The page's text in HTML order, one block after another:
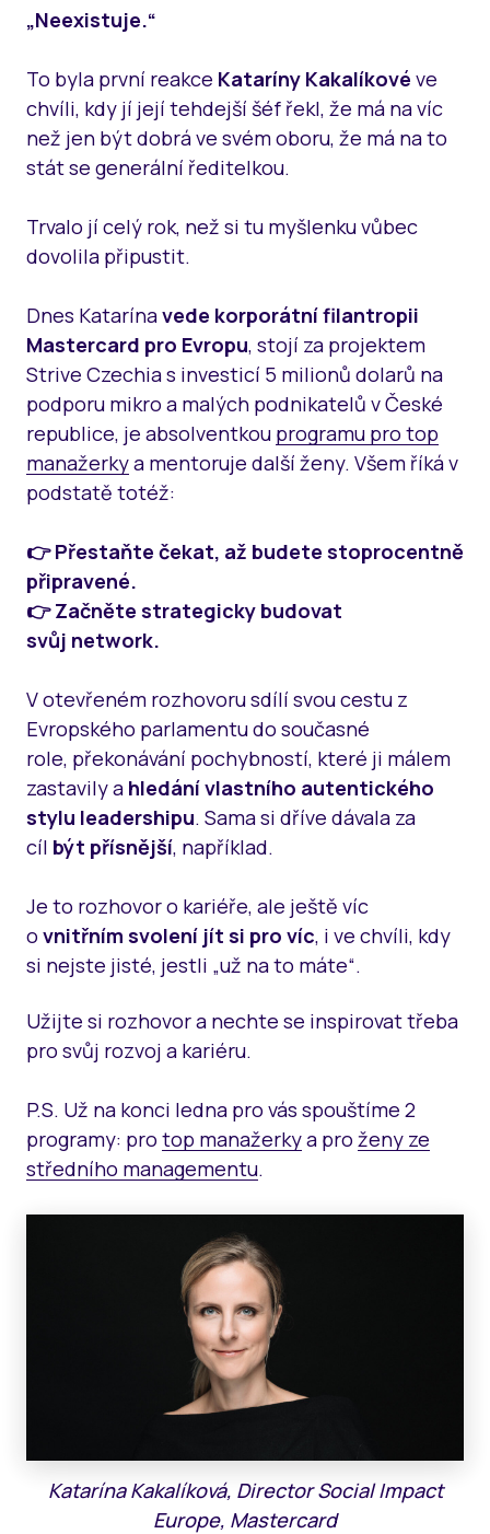
„Neexistuje.“
To byla první reakce Kataríny Kakalíkové ve
chvíli, kdy jí její tehdejší šéf řekl, že má na víc
než jen být dobrá ve svém oboru, že má na to
stát se generální ředitelkou.
Trvalo jí celý rok, než si tu myšlenku vůbec
dovolila připustit.
Dnes Katarínavede korporátní filantropii
Mastercard pro Evropu, stojí za projektem
Strive Czechia s investicí 5 milionů dolarů na
podporu mikro a malých podnikatelů v České
republice, je absolventkou programu pro top
manažerkya mentoruje další ženy. Všem říká v
podstatě totéž:
👉 Přestaňte čekat, až budete stoprocentně
připravené.
👉 Začněte strategicky budovat
svůj network.
V otevřeném rozhovoru sdílí svou cestu z
Evropského parlamentu do současné
role, překonávání pochybností, které ji málem
zastavily a hledání vlastního autentického
stylu leadershipu. Sama si dříve dávala za
cíl být přísnější, například.
Je to rozhovor o kariéře, ale ještě víc
o vnitřním svolení jít si pro víc, i ve chvíli, kdy
si nejste jisté, jestli „už na to máte“.
Užijte si rozhovor a nechte se inspirovat třeba
pro svůj rozvoj a kariéru.
P.S. Už na konci ledna pro vás spouštíme 2
programy: pro top manažerkya pro ženy ze
středního managementu.
Katarína Kakalíková, Director Social Impact
Europe, Mastercard